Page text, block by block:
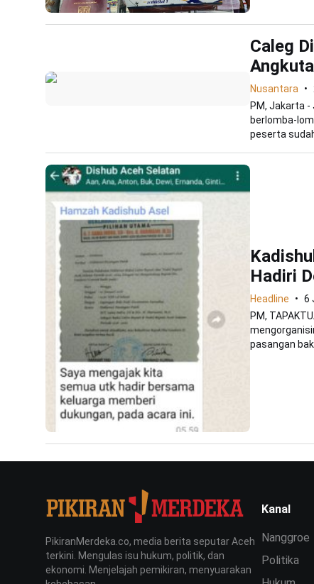
Caleg
Nusantara
PM, Jakarta
berlomba-
peserta sudah
Hadiri
Headline
6
PM,
pasangan
PikiranMerdeka.co, media berita seputar Aceh
terkini. Mengulas isu hukum, politik, dan
ekonomi. Menjelajah pemikiran, menyuarakan
Kanal
Nanggroe
Politika